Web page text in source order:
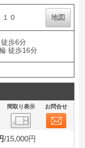
０ 地図
歩6分
徒歩16分
間取り表示 お問合せ
15,000円